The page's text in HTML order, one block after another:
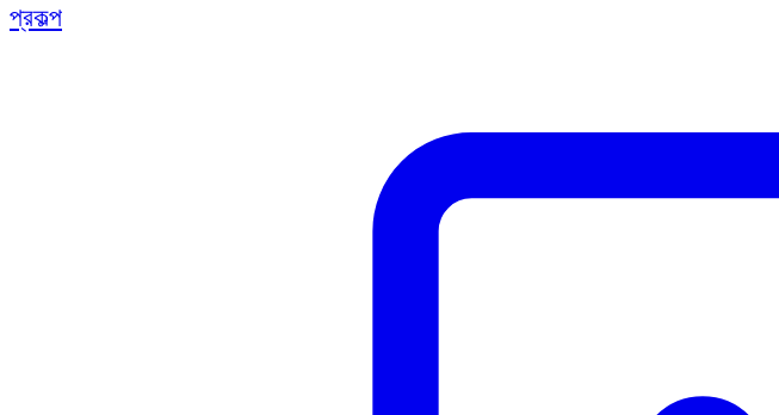
প্রকল্প